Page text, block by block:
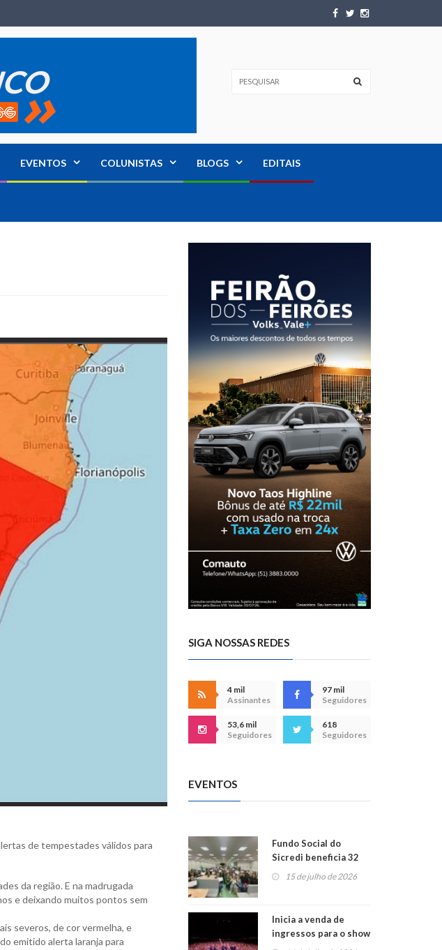
EVENTOS COLUNISTAS BLOGS EDITAIS
de tempestades válidos para
da região. E na madrugada
e deixando muitos pontos sem
severos, de cor vermelha, e
emitido alerta laranja para
SIGA NOSSAS REDES
4 mil
Assinantes
97 mil
Seguidores
53,6 mil
Seguidores
618
Seguidores
EVENTOS
Fundo Social do
Sicredi beneficia 32
projetos em
15 de julho de 2026
Inicia a venda de
ingressos para o show
do Jota Quest nos 45